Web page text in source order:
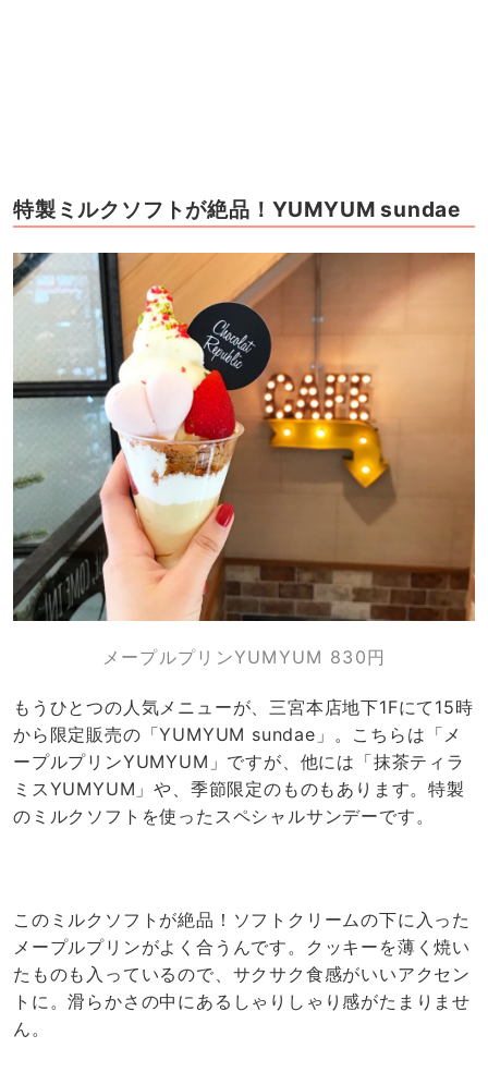
特製ミルクソフトが絶品！YUMYUM sundae
メープルプリンYUMYUM 830円
もうひとつの人気メニューが、三宮本店地下1Fにて15時
から限定販売の「YUMYUM sundae」。こちらは「メ
ープルプリンYUMYUM」ですが、他には「抹茶ティラ
ミスYUMYUM」や、季節限定のものもあります。特製
のミルクソフトを使ったスペシャルサンデーです。
このミルクソフトが絶品！ソフトクリームの下に入った
メープルプリンがよく合うんです。クッキーを薄く焼い
たものも入っているので、サクサク食感がいいアクセン
トに。滑らかさの中にあるしゃりしゃり感がたまりませ
ん。